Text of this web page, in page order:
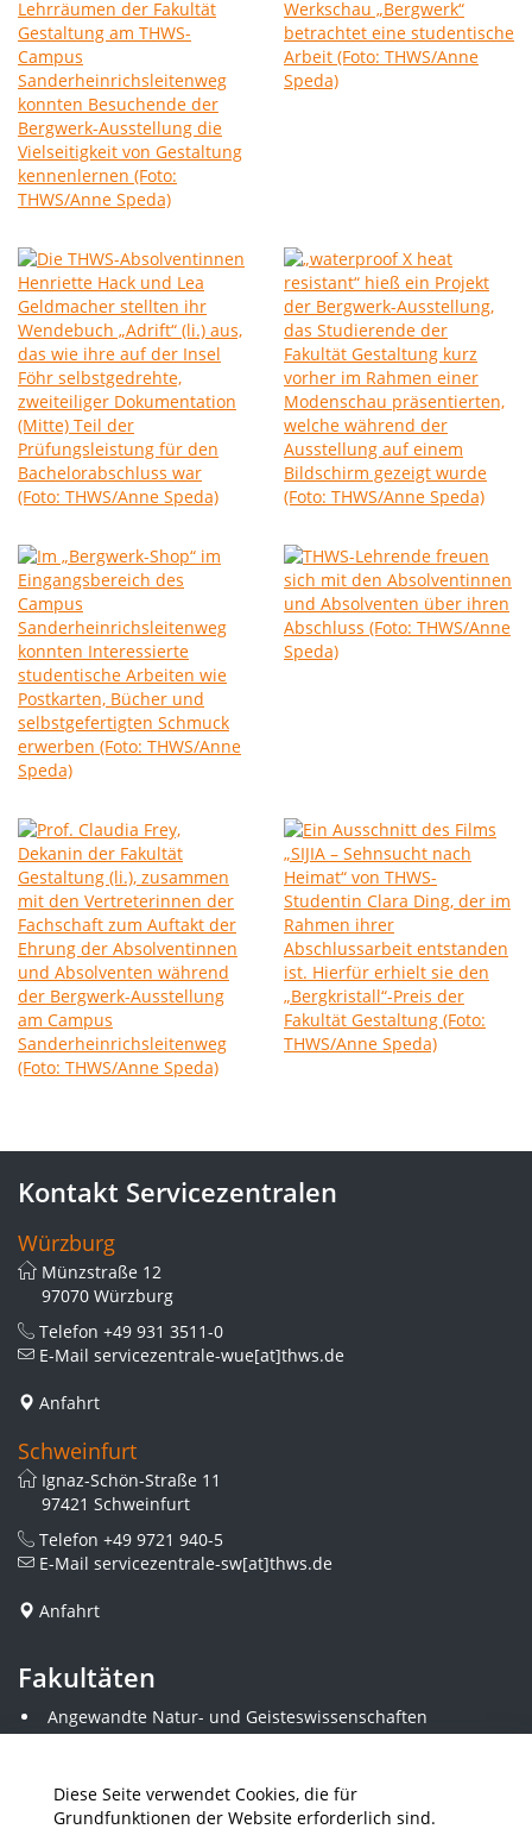
Diese Seite verwendet Cookies, die für
Grundfunktionen der Website erforderlich sind.
Kontakt Servicezentralen
Würzburg
Münzstraße 12
97070 Würzburg
Telefon +49 931 3511-0
E-Mail servicezentrale-wue[at]thws.de
Anfahrt
Schweinfurt
Ignaz-Schön-Straße 11
97421 Schweinfurt
Telefon +49 9721 940-5
E-Mail servicezentrale-sw[at]thws.de
Anfahrt
Fakultäten
Angewandte Natur- und Geisteswissenschaften
Angewandte Sozialwissenschaften
Elektrotechnik
Gestaltung